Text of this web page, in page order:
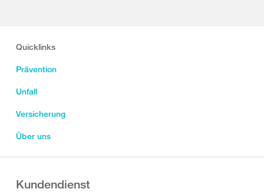
Quicklinks
Prävention
Unfall
Versicherung
Über uns
Kundendienst